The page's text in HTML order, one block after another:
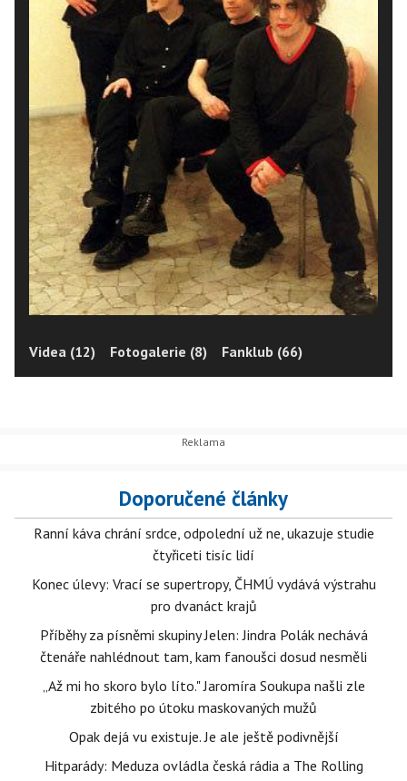
Videa (12) Fotogalerie (8) Fanklub (66)
Doporučené články
Ranní káva chrání srdce, odpolední už ne, ukazuje studie
čtyřiceti tisíc lidí
Konec úlevy: Vrací se supertropy, ČHMÚ vydává výstrahu
pro dvanáct krajů
Příběhy za písněmi skupiny Jelen: Jindra Polák nechává
čtenáře nahlédnout tam, kam fanoušci dosud nesměli
„Až mi ho skoro bylo líto." Jaromíra Soukupa našli zle
zbitého po útoku maskovaných mužů
Opak dejá vu existuje. Je ale ještě podivnější
Hitparády: Meduza ovládla česká rádia a The Rolling